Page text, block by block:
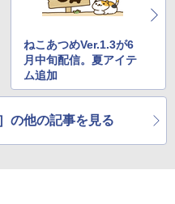
酸水 ラベルレス 500ml ×24本
ノクロ版 115 (ジャンプコミッ
ねこあつめVer.1.3が6
月中旬配信。夏アイテ
ム追加
の他の記事を見る